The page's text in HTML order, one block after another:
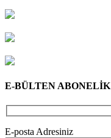
E-BÜLTEN ABONELİK
E-posta Adresiniz